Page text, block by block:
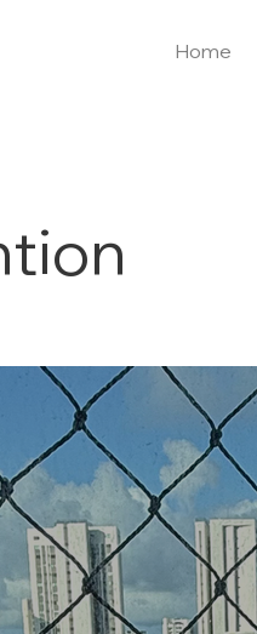
Home